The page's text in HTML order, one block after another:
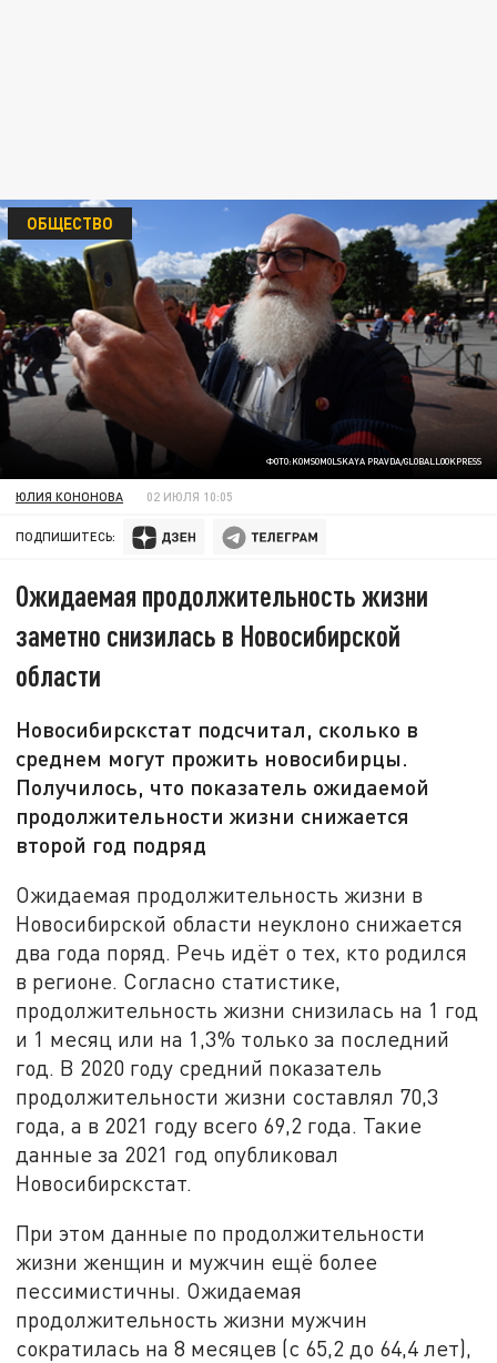
ФОТО:KOMSOMOLSKAYA PRAVDA/GLOBALLOOKPRESS
ОБЩЕСТВО
ЮЛИЯ КОНОНОВА 02 ИЮЛЯ 10:05
ПОДПИШИТЕСЬ:
Ожидаемая продолжительность жизни
заметно снизилась в Новосибирской
области
Новосибирскстат подсчитал, сколько в
среднем могут прожить новосибирцы.
Получилось, что показатель ожидаемой
продолжительности жизни снижается
второй год подряд
Ожидаемая продолжительность жизни в
Новосибирской области неуклоно снижается
два года поряд. Речь идёт о тех, кто родился
в регионе. Согласно статистике,
продолжительность жизни снизилась на 1 год
и 1 месяц или на 1,3% только за последний
год. В 2020 году средний показатель
продолжительности жизни составлял 70,3
года, а в 2021 году всего 69,2 года. Такие
данные за 2021 год опубликовал
Новосибирскстат.
При этом данные по продолжительности
жизни женщин и мужчин ещё более
пессимистичны. Ожидаемая
продолжительность жизни мужчин
сократилась на 8 месяцев (с 65,2 до 64,4 лет),